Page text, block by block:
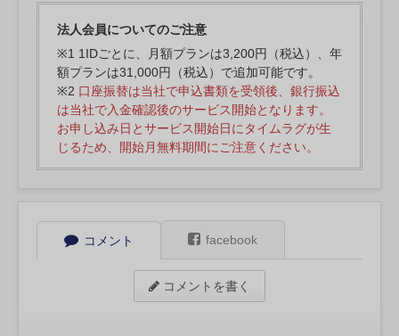
法人会員についてのご注意
※1 1IDごとに、月額プランは3,200円（税込）、年
額プランは31,000円（税込）で追加可能です。
※2 口座振替は当社で申込書類を受領後、銀行振込
は当社で入金確認後のサービス開始となります。
お申し込み日とサービス開始日にタイムラグが生
じるため、開始月無料期間にご注意ください。
コメント facebook
コメントを書く